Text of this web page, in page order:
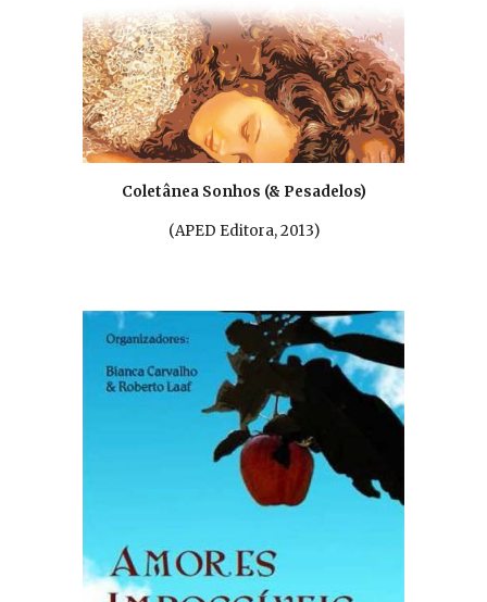
Coletânea Sonhos (& Pesadelos)
(APED Editora, 2013)